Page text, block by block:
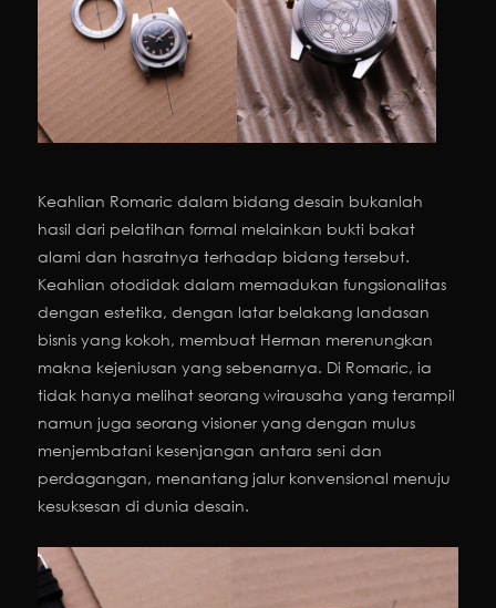
Keahlian Romaric dalam bidang desain bukanlah
hasil dari pelatihan formal melainkan bukti bakat
alami dan hasratnya terhadap bidang tersebut.
Keahlian otodidak dalam memadukan fungsionalitas
dengan estetika, dengan latar belakang landasan
bisnis yang kokoh, membuat Herman merenungkan
makna kejeniusan yang sebenarnya. Di Romaric, ia
tidak hanya melihat seorang wirausaha yang terampil
namun juga seorang visioner yang dengan mulus
menjembatani kesenjangan antara seni dan
perdagangan, menantang jalur konvensional menuju
kesuksesan di dunia desain.